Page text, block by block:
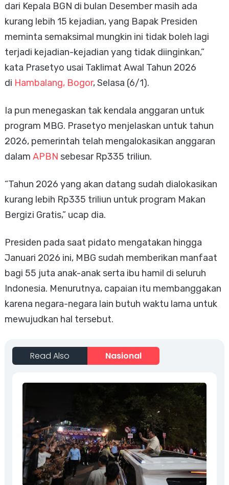
dari Kepala BGN di bulan Desember masih ada
kurang lebih 15 kejadian, yang Bapak Presiden
meminta semaksimal mungkin ini tidak boleh lagi
terjadi kejadian-kejadian yang tidak diinginkan,”
kata Prasetyo usai Taklimat Awal Tahun 2026
di Hambalang, Bogor, Selasa (6/1).
Ia pun menegaskan tak kendala anggaran untuk
program MBG. Prasetyo menjelaskan untuk tahun
2026, pemerintah telah mengalokasikan anggaran
dalam APBN sebesar Rp335 triliun.
“Tahun 2026 yang akan datang sudah dialokasikan
kurang lebih Rp335 triliun untuk program Makan
Bergizi Gratis,” ucap dia.
Presiden pada saat pidato mengatakan hingga
Januari 2026 ini, MBG sudah memberikan manfaat
bagi 55 juta anak-anak serta ibu hamil di seluruh
Indonesia. Menurutnya, capaian itu membanggakan
karena negara-negara lain butuh waktu lama untuk
mewujudkan hal tersebut.
Read Also Nasional